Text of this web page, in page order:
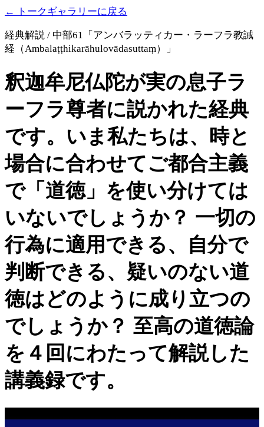
← トークギャラリーに戻る
経典解説 / 中部61「アンバラッティカー・ラーフラ教誡
経（Ambalaṭṭhikarāhulovādasuttaṃ）」
釈迦牟尼仏陀が実の息子ラ
ーフラ尊者に説かれた経典
です。いま私たちは、時と
場合に合わせてご都合主義
で「道徳」を使い分けては
いないでしょうか？ 一切の
行為に適用できる、自分で
判断できる、疑いのない道
徳はどのように成り立つの
でしょうか？ 至高の道徳論
を４回にわたって解説した
講義録です。